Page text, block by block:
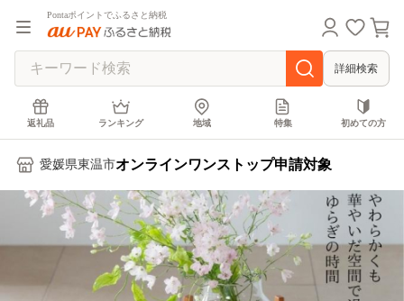
Pontaポイントでふるさと納税
詳細検索
返礼品 ランキング 地域 特集 初めての方
愛媛県東温市オンラインワンストップ申請対象